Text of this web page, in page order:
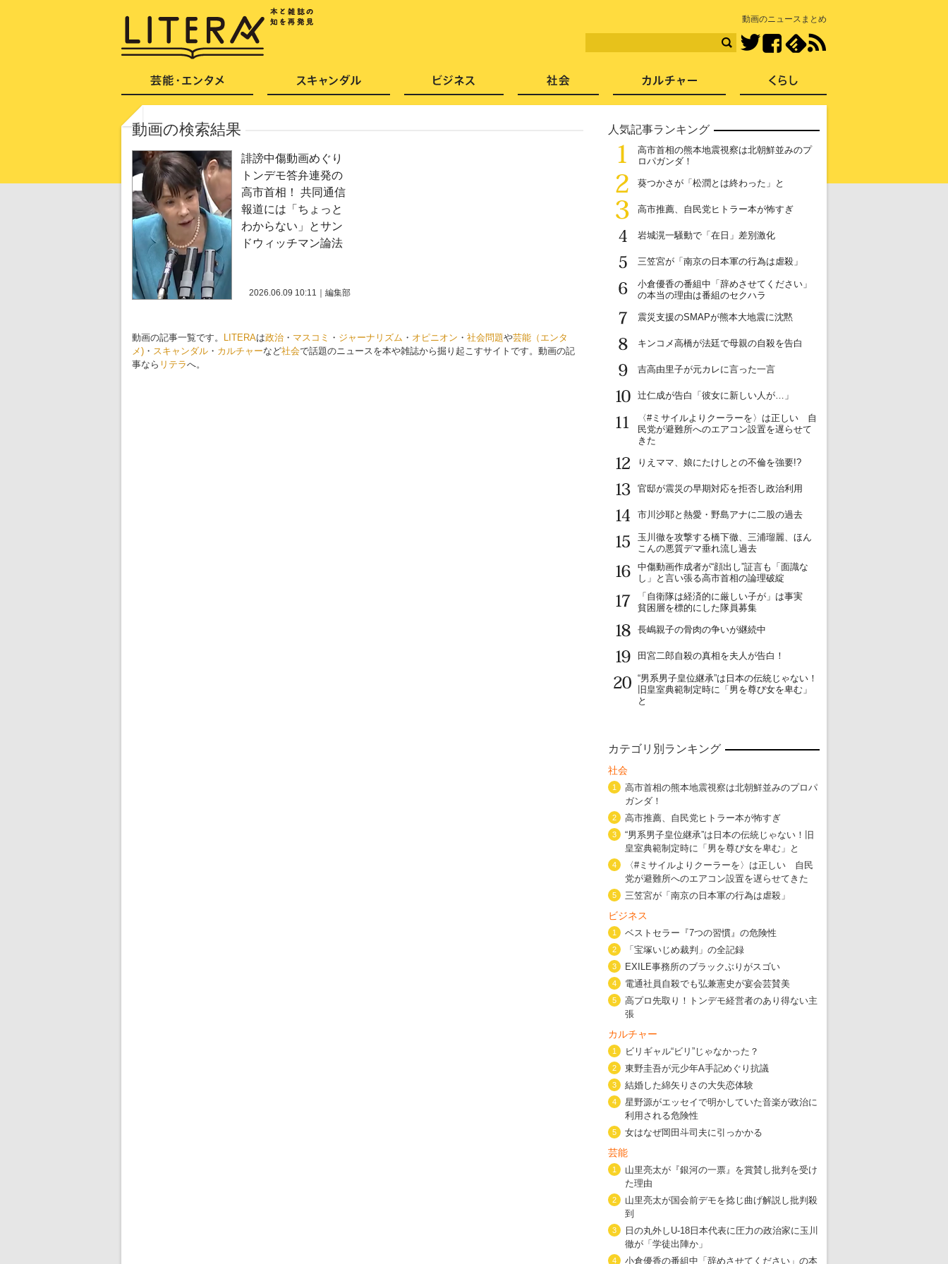
動画のニュースまとめ
TwitterFacebook
動画の検索結果
誹謗中傷動画めぐり
トンデモ答弁連発の
高市首相！ 共同通信
報道には「ちょっと
わからない」とサン
ドウィッチマン論法
2026.06.09 10:11 編集部
動画の記事一覧です。 LITERAは政治 ・ マスコミ ・ ジャーナリズム ・ オピニオン ・ 社会問題や芸能（エンタ
メ) ・ スキャンダル ・ カルチャーなど社会で話題のニュースを本や雑誌から掘り起こすサイトです。動画の記
事なら リテラへ。
人気記事ランキング
1
高市首相の熊本地震視察は北朝鮮並みのプ
ロパガンダ！
2
葵つかさが「松潤とは終わった」と
3
高市推薦、自民党ヒトラー本が怖すぎ
4
岩城滉一騒動で「在日」差別激化
5
三笠宮が「南京の日本軍の行為は虐殺」
6
小倉優香の番組中「辞めさせてください」
の本当の理由は番組のセクハラ
7
震災支援のSMAPが熊本大地震に沈黙
8
キンコメ高橋が法廷で母親の自殺を告白
9
吉高由里子が元カレに言った一言
10
辻仁成が告白「彼女に新しい人が…」
11
〈#ミサイルよりクーラーを〉は正しい 自
民党が避難所へのエアコン設置を遅らせて
きた
12
りえママ、娘にたけしとの不倫を強要!?
13
官邸が震災の早期対応を拒否し政治利用
14
市川沙耶と熱愛・野島アナに二股の過去
15
玉川徹を攻撃する橋下徹、三浦瑠麗、ほん
こんの悪質デマ垂れ流し過去
16
中傷動画作成者が“顔出し”証言も「面識な
し」と言い張る高市首相の論理破綻
17
「自衛隊は経済的に厳しい子が」は事実
貧困層を標的にした隊員募集
18
長嶋親子の骨肉の争いが継続中
19
田宮二郎自殺の真相を夫人が告白！
20
“男系男子皇位継承”は日本の伝統じゃない！
旧皇室典範制定時に「男を尊び女を卑む」
と
カテゴリ別ランキング
社会
1
高市首相の熊本地震視察は北朝鮮並みのプロパ
ガンダ！
2 高市推薦、自民党ヒトラー本が怖すぎ
3
“男系男子皇位継承”は日本の伝統じゃない！旧
皇室典範制定時に「男を尊び女を卑む」と
4
〈#ミサイルよりクーラーを〉は正しい 自民
党が避難所へのエアコン設置を遅らせてきた
5 三笠宮が「南京の日本軍の行為は虐殺」
ビジネス
1 ベストセラー『7つの習慣』の危険性
2 「宝塚いじめ裁判」の全記録
3 EXILE事務所のブラックぶりがスゴい
4 電通社員自殺でも弘兼憲史が宴会芸賛美
5
高プロ先取り！トンデモ経営者のあり得ない主
張
カルチャー
1 ビリギャル“ビリ”じゃなかった？
2 東野圭吾が元少年A手記めぐり抗議
3 結婚した綿矢りさの大失恋体験
4
星野源がエッセイで明かしていた音楽が政治に
利用される危険性
5 女はなぜ岡田斗司夫に引っかかる
芸能
1
山里亮太が『銀河の一票』を賞賛し批判を受け
た理由
2
山里亮太が国会前デモを捻じ曲げ解説し批判殺
到
3
日の丸外しU-18日本代表に圧力の政治家に玉川
徹が「学徒出陣か」
4 小倉優香の番組中「辞めさせてください」の本
芸能・エンタメ スキャンダル 社会